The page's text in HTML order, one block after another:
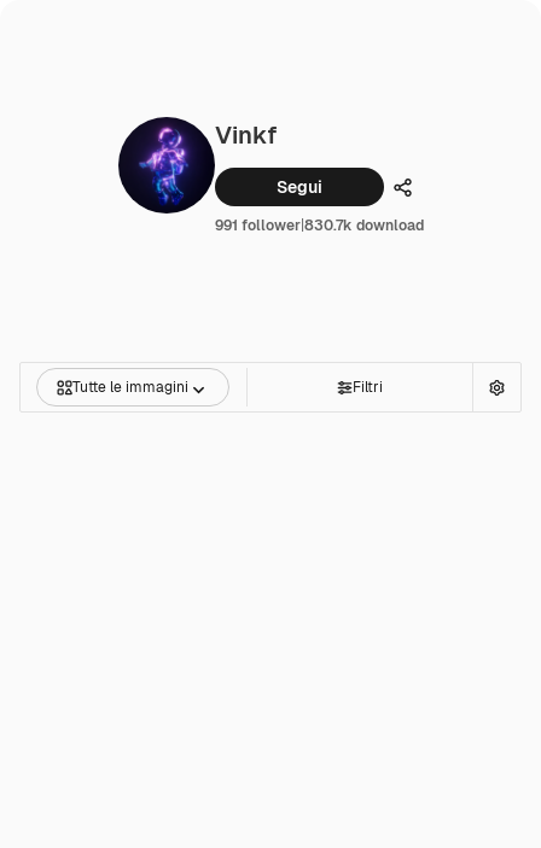
Vinkf
Segui Condividi
991 follower|830.7k download
Tutte le immagini Filtri